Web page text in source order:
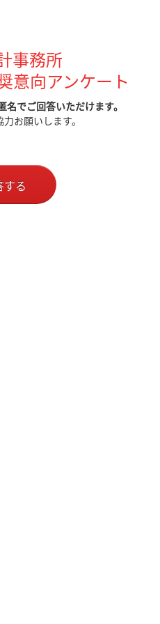
事務所
意向アンケート
名でご回答いただけます。
お願いします。
する